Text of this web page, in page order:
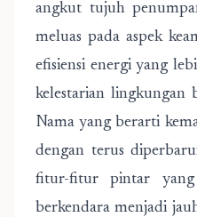
angkut tujuh
meluas pada aspek
efisiensi energi yang
kelestarian lingkungan
Nama yang berarti
dengan terus
fitur-fitur pintar yang
berkendara menjadi